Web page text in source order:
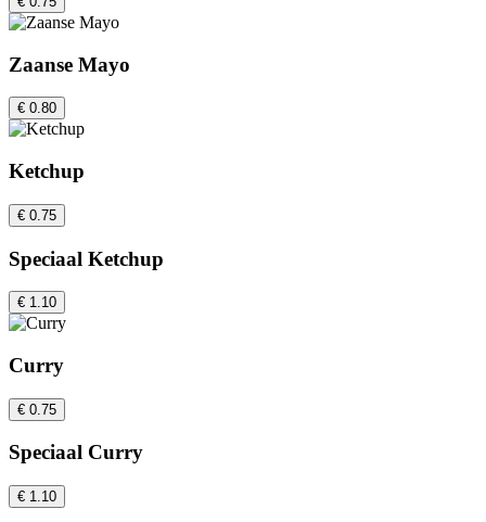
Zaanse Mayo
€ 0.80
Ketchup
€ 0.75
Speciaal Ketchup
€ 1.10
Curry
€ 0.75
Speciaal Curry
€ 1.10